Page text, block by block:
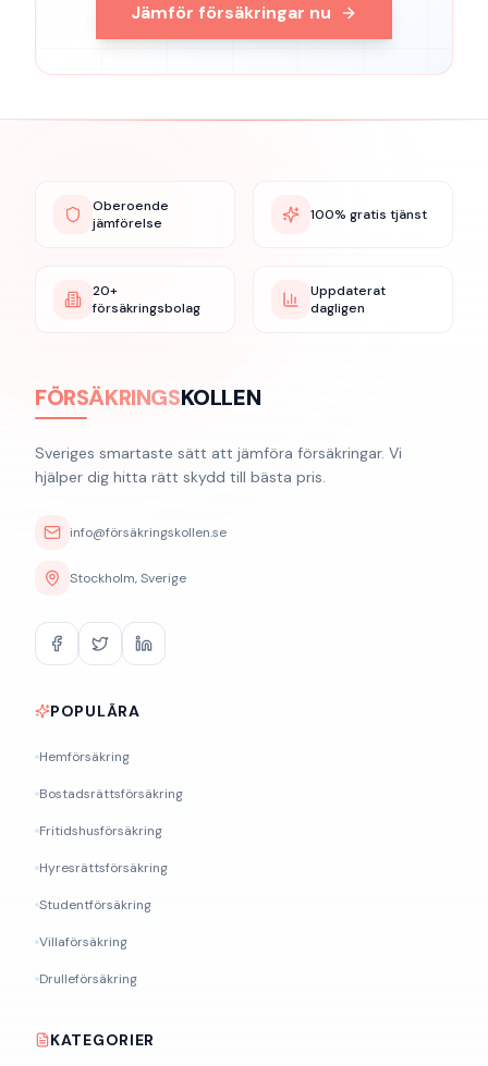
Jämför försäkringar nu
Oberoende
jämförelse
100% gratis tjänst
20+
försäkringsbolag
Uppdaterat
dagligen
FÖRSÄKRINGSKOLLEN
Sveriges smartaste sätt att jämföra försäkringar. Vi
hjälper dig hitta rätt skydd till bästa pris.
info@försäkringskollen.se
Stockholm, Sverige
POPULÄRA
Hemförsäkring
Bostadsrättsförsäkring
Fritidshusförsäkring
Hyresrättsförsäkring
Studentförsäkring
Villaförsäkring
Drulleförsäkring
KATEGORIER